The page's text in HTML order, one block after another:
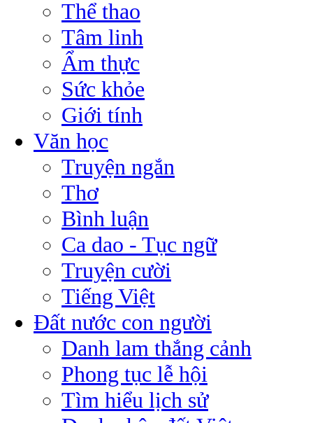
Thể thao
Tâm linh
Ẩm thực
Sức khỏe
Giới tính
Văn học
Truyện ngắn
Thơ
Bình luận
Ca dao - Tục ngữ
Truyện cười
Tiếng Việt
Đất nước con người
Danh lam thắng cảnh
Phong tục lễ hội
Tìm hiểu lịch sử